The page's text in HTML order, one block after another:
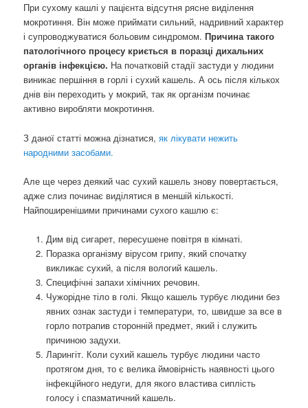
При сухому кашлі у пацієнта відсутня рясне виділення
мокротиння. Він може приймати сильний, надривний характер
і супроводжуватися больовим синдромом.Причина такого
патологічного процесу криється в поразці дихальних
органів інфекцією. На початковій стадії застуди у людини
виникає першіння в горлі і сухий кашель. А ось після кількох
днів він переходить у мокрий, так як організм починає
активно виробляти мокротиння.
З даної статті можна дізнатися,як лікувати нежить
народними засобами.
Але ще через деякий час сухий кашель знову повертається,
адже слиз починає виділятися в меншій кількості.
Найпоширенішими причинами сухого кашлю є:
Дим від сигарет, пересушене повітря в кімнаті.
Поразка організму вірусом грипу, який спочатку
викликає сухий, а після вологий кашель.
Специфічні запахи хімічних речовин.
Чужорідне тіло в голі. Якщо кашель турбує людини без
явних ознак застуди і температури, то, швидше за все в
горло потрапив сторонній предмет, який і служить
причиною задухи.
Ларингіт. Коли сухий кашель турбує людини часто
протягом дня, то є велика ймовірність наявності цього
інфекційного недуги, для якого властива сиплість
голосу і спазматичний кашель.